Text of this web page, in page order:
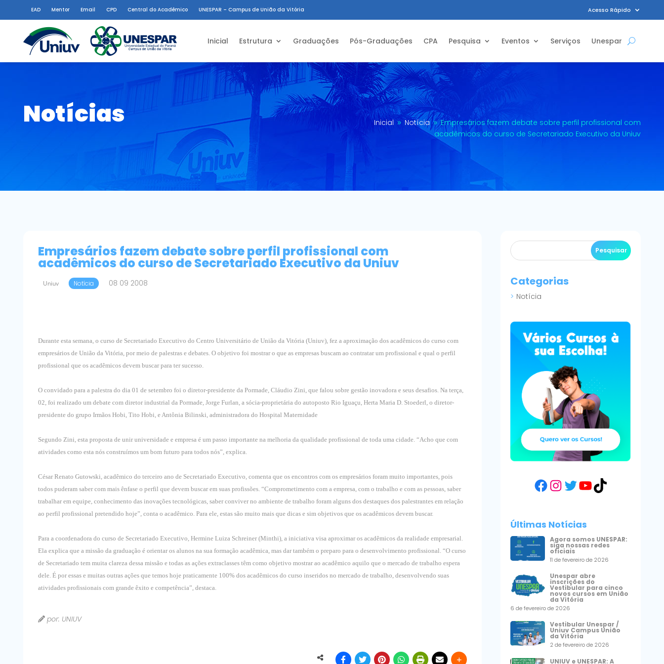
EAD Mentor Email CPD Central do Acadêmico UNESPAR – Campus de União da Vitória Acesso Rápido
Inicial Estrutura Graduações Pós-Graduações CPA Pesquisa Eventos Serviços Unespar
Notícias Inicial 9 Notícia 9 Empresários fazem debate sobre perfil profissional com
acadêmicos do curso de Secretariado Executivo da Uniuv
Empresários fazem debate sobre perfil profissional com
acadêmicos do curso de Secretariado Executivo da Uniuv
Uniuv Notícia 08 09 2008
Durante esta semana, o curso de Secretariado Executivo do Centro Universitário de União da Vitória (Uniuv), fez a aproximação dos acadêmicos do curso com
empresários de União da Vitória, por meio de palestras e debates. O objetivo foi mostrar o que as empresas buscam ao contratar um profissional e qual o perfil
profissional que os acadêmicos devem buscar para ter sucesso.
O convidado para a palestra do dia 01 de setembro foi o diretor-presidente da Pormade, Cláudio Zini, que falou sobre gestão inovadora e seus desafios. Na terça,
02, foi realizado um debate com diretor industrial da Pormade, Jorge Furlan, a sócia-proprietária do autoposto Rio Iguaçu, Herta Maria D. Stoederl, o diretor-
presidente do grupo Irmãos Hobi, Tito Hobi, e Antônia Bilinski, administradora do Hospital Maternidade
Segundo Zini, esta proposta de unir universidade e empresa é um passo importante na melhoria da qualidade profissional de toda uma cidade. “Acho que com
atividades como esta nós construímos um bom futuro para todos nós”, explica.
César Renato Gutowski, acadêmico do terceiro ano de Secretariado Executivo, comenta que os encontros com os empresários foram muito importantes, pois
todos puderam saber com mais ênfase o perfil que devem buscar em suas profissões. “Comprometimento com a empresa, com o trabalho e com as pessoas, saber
trabalhar em equipe, conhecimento das inovações tecnológicas, saber conviver no ambiente de trabalho foram alguns dos destaques dos palestrantes em relação
ao perfil profissional pretendido hoje”, conta o acadêmico. Para ele, estas são muito mais que dicas e sim objetivos que os acadêmicos devem buscar.
Para a coordenadora do curso de Secretariado Executivo, Hermine Luiza Schreiner (Minthi), a iniciativa visa aproximar os acadêmicos da realidade empresarial.
Ela explica que a missão da graduação é orientar os alunos na sua formação acadêmica, mas dar também o preparo para o desenvolvimento profissional. “O curso
de Secretariado tem muita clareza dessa missão e todas as ações extraclasses têm como objetivo mostrar ao acadêmico aquilo que o mercado de trabalho espera
dele. É por essas e muitas outras ações que temos hoje praticamente 100% dos acadêmicos do curso inseridos no mercado de trabalho, desenvolvendo suas
atividades profissionais com grande êxito e competência”, destaca.
por: UNIUV
Categorias
Notícia
Facebook
Instagram
Twitter
YouTube
TikTok
Últimas Notícias
Agora somos UNESPAR:
siga nossas redes
oficiais
11 de fevereiro de 2026
Unespar abre
inscrições do
Vestibular para cinco
novos cursos em União
da Vitória
6 de fevereiro de 2026
Vestibular Unespar /
Uniuv Campus União
da Vitória
2 de fevereiro de 2026
UNIUV e UNESPAR: A